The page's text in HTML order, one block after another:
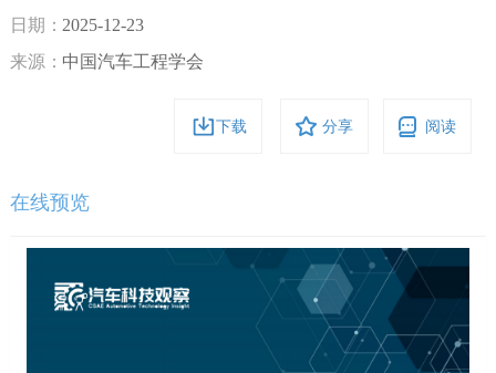
日期： 2025-12-23
来源： 中国汽车工程学会
阅读
分享
下载
在线预览